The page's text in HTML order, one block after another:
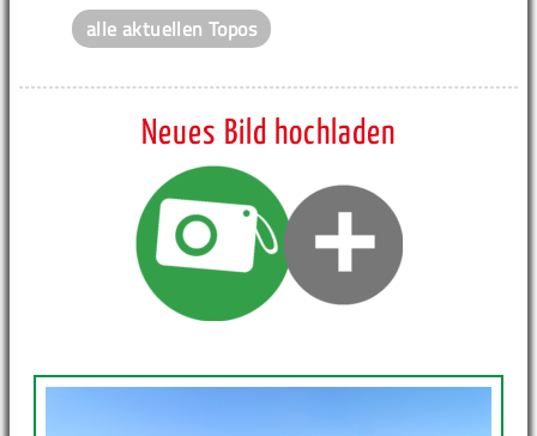
alle aktuellen Topos
Neues Bild hochladen